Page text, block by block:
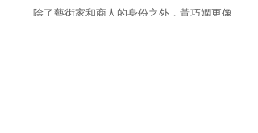
除了藝術家和商人的身份之外，黃巧嫻更像